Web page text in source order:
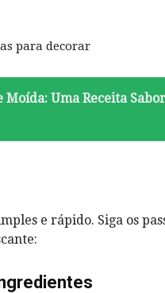
para decorar
Moída: Uma Receita
e rápido. Siga os